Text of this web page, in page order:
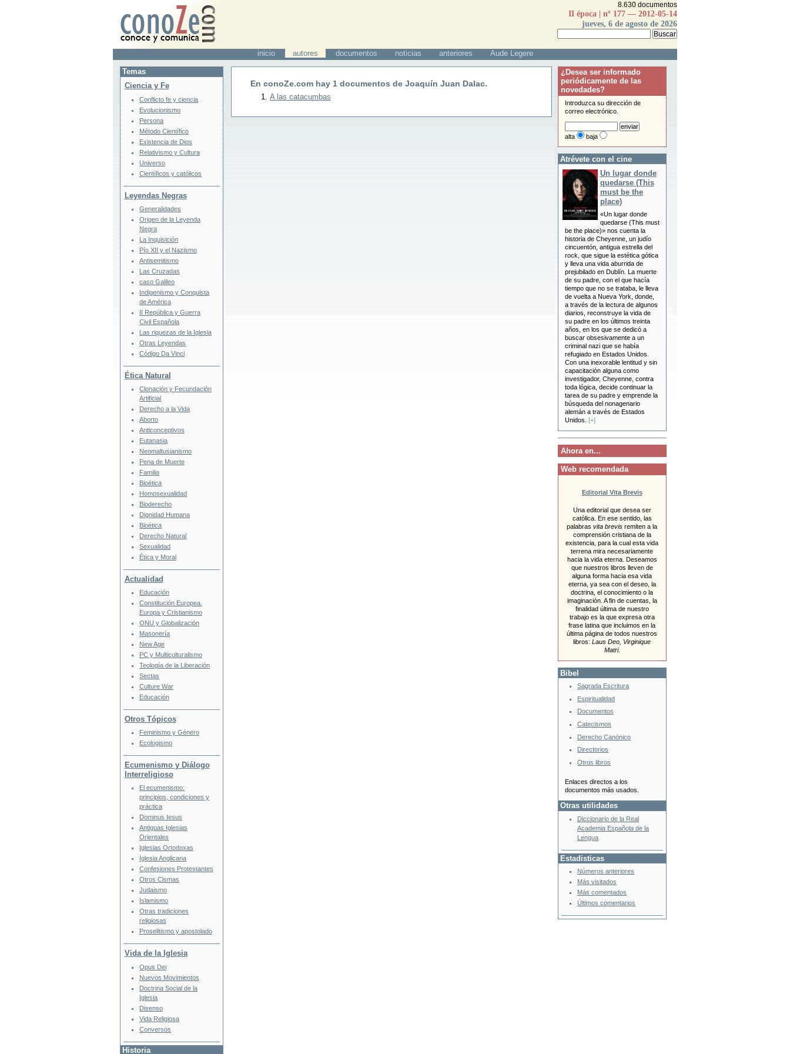
8.630 documentos
II época | nº 177 — 2012-05-14
jueves, 6 de agosto de 2026
inicio autores documentos noticias anteriores Aude Legere
En conoZe.com hay 1 documentos deJoaquín Juan Dalac.
A las catacumbas
Temas
Ciencia y Fe
Conflicto fe y ciencia
Evolucionismo
Persona
Método Científico
Existencia de Dios
Relativismo y Cultura
Universo
Científicos y católicos
Leyendas Negras
Generalidades
Origen de la Leyenda
Negra
La Inquisición
Pío XII y el Nazismo
Antisemitismo
Las Cruzadas
caso Galileo
Indigenismo y Conquista
de América
II República y Guerra
Civil Española
Las riquezas de la Iglesia
Otras Leyendas
Código Da Vinci
Ética Natural
Clonación y Fecundación
Artificial
Derecho a la Vida
Aborto
Anticonceptivos
Eutanasia
Neomaltusianismo
Pena de Muerte
Familia
Bioética
Homosexualidad
Bioderecho
Dignidad Humana
Bioética
Derecho Natural
Sexualidad
Ética y Moral
Actualidad
Educación
Constitución Europea.
Europa y Cristianismo
ONU y Globalización
Masonería
New Age
PC y Multiculturalismo
Teología de la Liberación
Sectas
Culture War
Educación
Otros Tópicos
Feminismo y Género
Ecologismo
Ecumenismo y Diálogo
Interreligioso
El ecumenismo:
principios, condiciones y
práctica
Dominus Iesus
Antiguas Iglesias
Orientales
Iglesias Ortodoxas
Iglesia Anglicana
Confesiones Protestantes
Otros Cismas
Judaismo
Islamismo
Otras tradiciones
religiosas
Proselitismo y apostolado
Vida de la Iglesia
Opus Dei
Nuevos Movimientos
Doctrina Social de la
Iglesia
Disenso
Vida Religiosa
Conversos
Historia
¿Desea ser informado
periódicamente de las
novedades?
Introduzca su dirección de
correo electrónico.
alta baja
Atrévete con el cine
Un lugar donde
quedarse (This
must be the
place)
«Un lugar donde
quedarse (This must
be the place)» nos cuenta la
historia de Cheyenne, un judío
cincuentón, antigua estrella del
rock, que sigue la estética gótica
y lleva una vida aburrida de
prejubilado en Dublín. La muerte
de su padre, con el que hacía
tiempo que no se trataba, le lleva
de vuelta a Nueva York, donde,
a través de la lectura de algunos
diarios, reconstruye la vida de
su padre en los últimos treinta
años, en los que se dedicó a
buscar obsesivamente a un
criminal nazi que se había
refugiado en Estados Unidos.
Con una inexorable lentitud y sin
capacitación alguna como
investigador, Cheyenne, contra
toda lógica, decide continuar la
tarea de su padre y emprende la
búsqueda del nonagenario
alemán a través de Estados
Unidos. [+]
Ahora en...
Web recomendada
Editorial Vita Brevis
Una editorial que desea ser
católica. En ese sentido, las
palabrasvita brevis remiten a la
comprensión cristiana de la
existencia, para la cual esta vida
terrena mira necesariamente
hacia la vida eterna. Deseamos
que nuestros libros lleven de
alguna forma hacia esa vida
eterna, ya sea con el deseo, la
doctrina, el conocimiento o la
imaginación. A fin de cuentas, la
finalidad última de nuestro
trabajo es la que expresa otra
frase latina que incluimos en la
última página de todos nuestros
libros:Laus Deo, Virginique
Matri.
Bibel
Sagrada Escritura
Espiritualidad
Documentos
Catecismos
Derecho Canónico
Directorios
Otros libros
Enlaces directos a los
documentos más usados.
Otras utilidades
Diccionario de la Real
Academia Española de la
Lengua
Estadisticas
Números anteriores
Más visitados
Más comentados
Últimos comentarios